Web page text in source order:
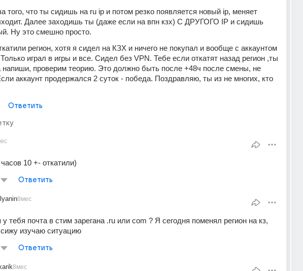
того, что ты сидишь на ru ip и потом резко появляется новый ip, меняет
Далее заходишь ты (даже если на впн кзх) С ДРУГОГО IP и сидишь
Ну это смешно просто.
регион, хотя я сидел на КЗХ и ничего не покупал и вообще с аккаунтом
играл в игры и все. Сидел без VPN. Тебе если откатят назад регион ,ты
напиши, проверим теорию. Это должно быть после +48ч после смены, не
аккаунт продержался 2 суток - победа. Поздравляю, ты из не многих, кто
Ответить
10 +- откатили)
Ответить
8мес
у тебя почта в стим зарегана .ru или com ? Я сегодня поменял регион на кз,
изучаю ситуацию
Ответить
8мес